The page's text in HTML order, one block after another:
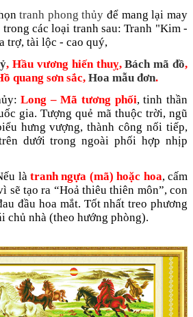
tranh phong thủy để mang lại may
các loại tranh sau: Tranh "Kim -
trợ, tài lộc - cao quý,
, Hầu vương hiến thuỵ,Bách mã đồ,
quang sơn sắc, Hoa mẫu đơn.
Long – Mã tương phối, tinh thần
gia. Tượng quẻ mã thuộc trời, ngũ
hưng vượng, thành công nối tiếp,
dưới trong ngoài phối hợp nhịp
là tranh ngựa (mã) hoặc hoa, cấm
sẽ tạo ra “Hoả thiêu thiên môn”, con
đầu hoa mắt. Tốt nhất treo phương
chủ nhà (theo hướng phòng).